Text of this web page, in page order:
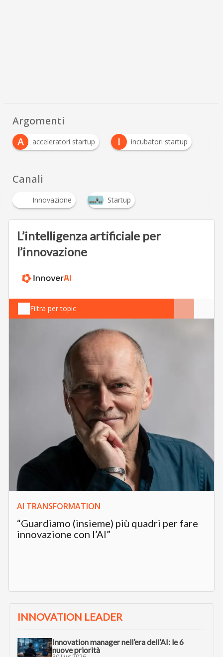
Argomenti
A
acceleratori startup I incubatori startup
Canali
Innovazione Startup
L’intelligenza artificiale per
l’innovazione
Filtra per topic
AI TRANSFORMATION
“Guardiamo (insieme) più quadri per fare
innovazione con l’AI”
INNOVATION LEADER
Innovation manager nell’era dell’AI: le 6
nuove priorità